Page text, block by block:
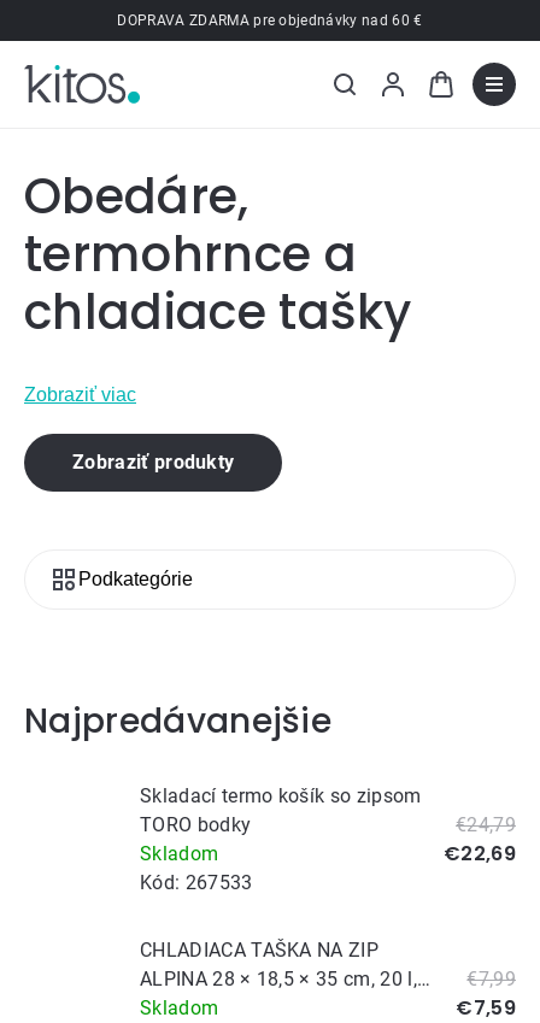
na
obsah
DOPRAVA ZDARMA pre objednávky nad 60 €
Obedáre,
termohrnce a
chladiace tašky
Zobraziť viac
Zobraziť produkty
Podkategórie
Najpredávanejšie
Skladací termo košík so zipsom
TORO bodky
Skladom
Kód: 267533
€24,79
€22,69
CHLADIACA TAŠKA NA ZIP
ALPINA 28 × 18,5 × 35 cm, 20 l,
ASS
Skladom
€7,99
€7,59